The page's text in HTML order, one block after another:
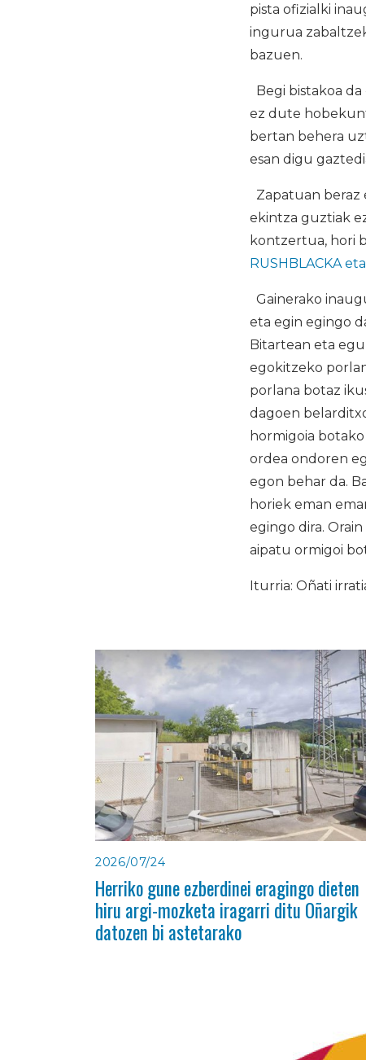
pista ofizialki
ingurua
bazuen.
Begi bistakoa
ez dute
bertan behera
esan digu
Zapatuan beraz
ekintza guztiak
kontzertua, hori
RUSHBLACKA
Gainerako
eta egin egingo
Bitartean eta
egokitzeko
porlana botaz
dagoen
hormigoia
ordea ondoren
egon behar da.
horiek eman
egingo dira.
aipatu ormigoi
Iturria: Oñati
2026/07/24
Herriko gune ezberdinei eragingo dieten
hiru argi-mozketa iragarri ditu Oñargik
datozen bi astetarako